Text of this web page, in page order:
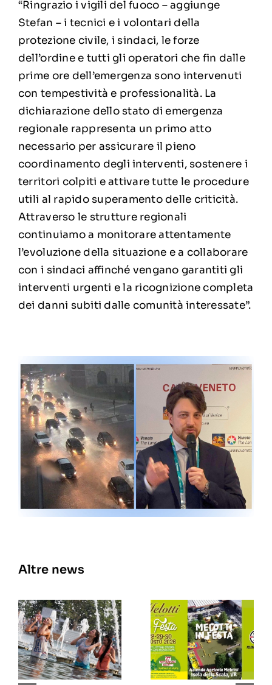
“Ringrazio i vigili del fuoco – aggiunge
Stefan – i tecnici e i volontari della
protezione civile, i sindaci, le forze
dell’ordine e tutti gli operatori che fin dalle
prime ore dell’emergenza sono intervenuti
con tempestività e professionalità. La
dichiarazione dello stato di emergenza
regionale rappresenta un primo atto
necessario per assicurare il pieno
coordinamento degli interventi, sostenere i
territori colpiti e attivare tutte le procedure
utili al rapido superamento delle criticità.
Attraverso le strutture regionali
continuiamo a monitorare attentamente
l’evoluzione della situazione e a collaborare
con i sindaci affinché vengano garantiti gli
interventi urgenti e la ricognizione completa
dei danni subiti dalle comunità interessate”.
Altre news